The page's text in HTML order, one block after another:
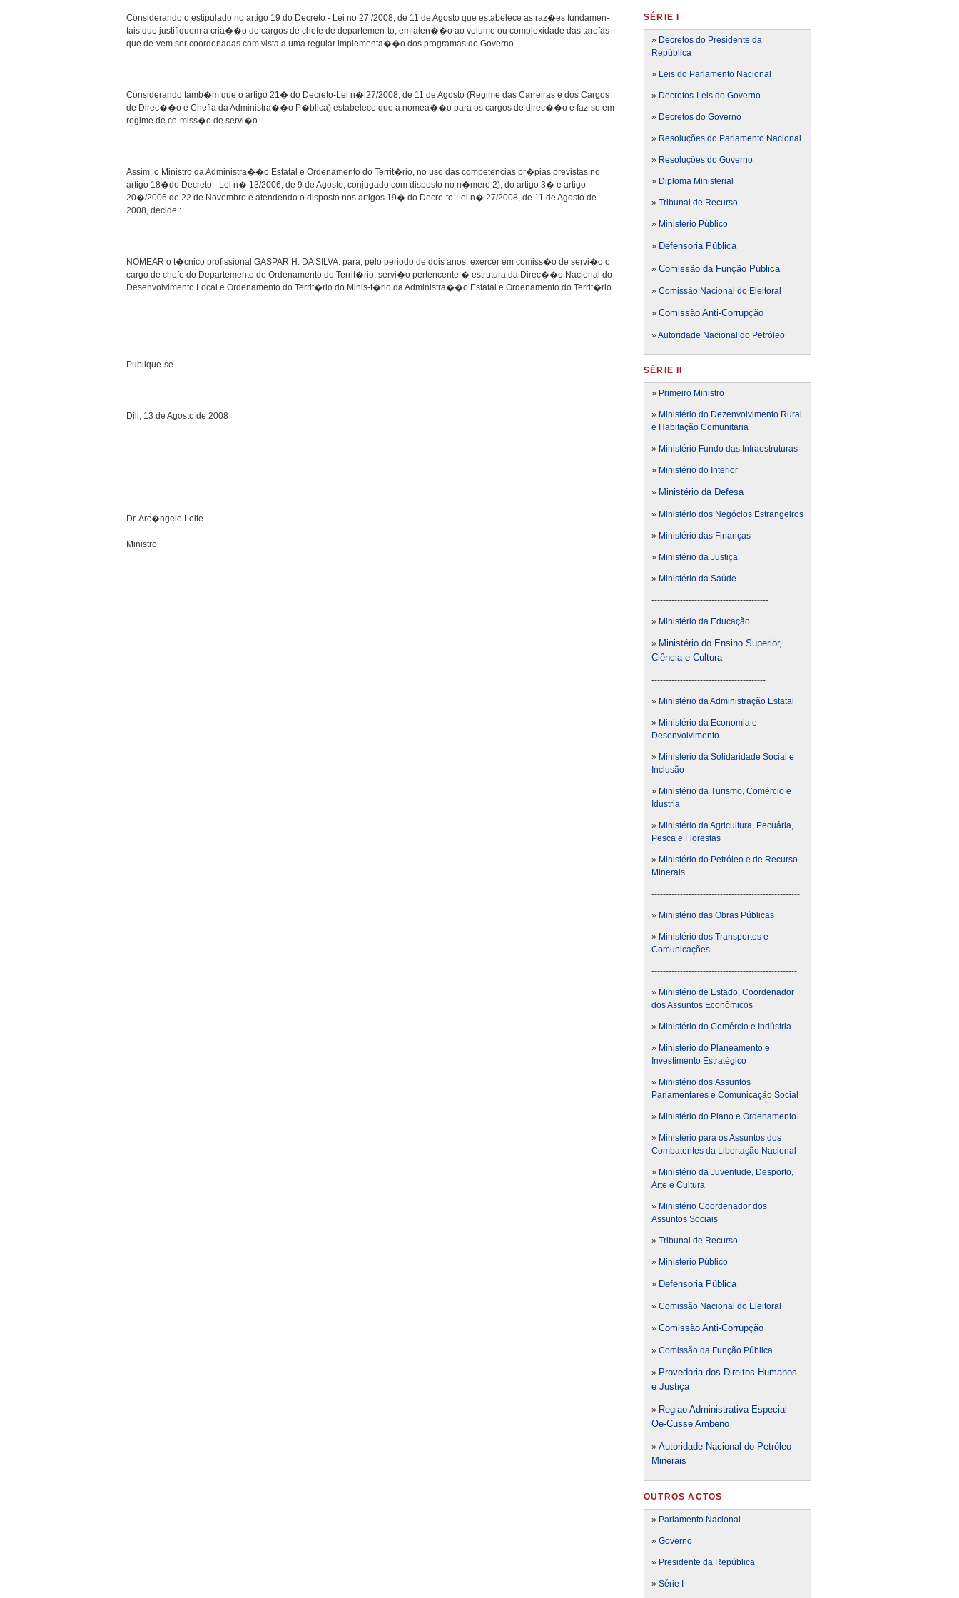
Considerando o estipulado no artigo 19 do Decreto - Lei no 27 /2008, de 11 de Agosto que estabelece as raz�es fundamen-
tais que justifiquem a cria��o de cargos de chefe de departemen-to, em aten��o ao volume ou complexidade das tarefas
que de-vem ser coordenadas com vista a uma regular implementa��o dos programas do Governo.
Considerando tamb�m que o artigo 21� do Decreto-Lei n� 27/2008, de 11 de Agosto (Regime das Carreiras e dos Cargos
de Direc��o e Chefia da Administra��o P�blica) estabelece que a nomea��o para os cargos de direc��o e faz-se em
regime de co-miss�o de servi�o.
Assim, o Ministro da Administra��o Estatal e Ordenamento do Territ�rio, no uso das competencias pr�pias previstas no
artigo 18�do Decreto - Lei n� 13/2006, de 9 de Agosto, conjugado com disposto no n�mero 2), do artigo 3� e artigo
20�/2006 de 22 de Novembro e atendendo o disposto nos artigos 19� do Decre-to-Lei n� 27/2008, de 11 de Agosto de
2008, decide :
NOMEAR o t�cnico profissional GASPAR H. DA SILVA. para, pelo periodo de dois anos, exercer em comiss�o de servi�o o
cargo de chefe do Departemento de Ordenamento do Territ�rio, servi�o pertencente � estrutura da Direc��o Nacional do
Desenvolvimento Local e Ordenamento do Territ�rio do Minis-t�rio da Administra��o Estatal e Ordenamento do Territ�rio.
Publique-se
Dili, 13 de Agosto de 2008
Dr. Arc�ngelo Leite
Ministro
SÉRIE I
» Decretos do Presidente da
República
» Leis do Parlamento Nacional
» Decretos-Leis do Governo
» Decretos do Governo
» Resoluções do Parlamento Nacional
» Resoluções do Governo
» Diploma Ministerial
» Tribunal de Recurso
» Ministério Público
» Defensoria Pública
» Comissão da Função Pública
» Comissão Nacional do Eleitoral
» Comissão Anti-Corrupção
» Autoridade Nacional do Petróleo
SÉRIE II
» Primeiro Ministro
» Ministério do Dezenvolvimento Rural
e Habitação Comunitaria
» Ministério Fundo das Infraestruturas
» Ministério do Interior
» Ministério da Defesa
» Ministério dos Negócios Estrangeiros
» Ministério das Finanças
» Ministério da Justiça
» Ministério da Saúde
-----------------------------------------
» Ministério da Educação
» Ministério do Ensino Superior,
Ciência e Cultura
----------------------------------------
» Ministério da Administração Estatal
» Ministério da Economia e
Desenvolvimento
» Ministério da Solidaridade Social e
Inclusão
» Ministério da Turismo, Comércio e
Idustria
» Ministério da Agricultura, Pecuária,
Pesca e Florestas
» Ministério do Petróleo e de Recurso
Minerais
----------------------------------------------------
» Ministério das Obras Públicas
» Ministério dos Transportes e
Comunicações
---------------------------------------------------
» Ministério de Estado, Coordenador
dos Assuntos Econômicos
» Ministério do Comércio e Indústria
» Ministério do Planeamento e
Investimento Estratégico
» Ministério dos Assuntos
Parlamentares e Comunicação Social
» Ministério do Plano e Ordenamento
» Ministério para os Assuntos dos
Combatentes da Libertação Nacional
» Ministério da Juventude, Desporto,
Arte e Cultura
» Ministério Coordenador dos
Assuntos Sociais
» Tribunal de Recurso
» Ministério Público
» Defensoria Pública
» Comissão Nacional do Eleitoral
» Comissão Anti-Corrupção
» Comissão da Função Pública
» Provedoria dos Direitos Humanos
e Justiça
» Regiao Administrativa Especial
Oe-Cusse Ambeno
» Autoridade Nacional do Petróleo
Minerais
OUTROS ACTOS
» Parlamento Nacional
» Governo
» Presidente da República
» Série I